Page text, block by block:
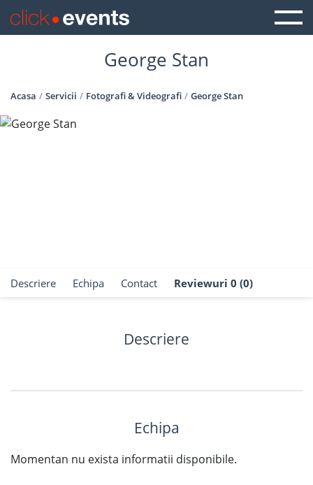
George Stan
Acasa Servicii Fotografi & Videografi George Stan
Descriere Echipa Contact Reviewuri 0 (0)
Descriere
Echipa
Momentan nu exista informatii disponibile.